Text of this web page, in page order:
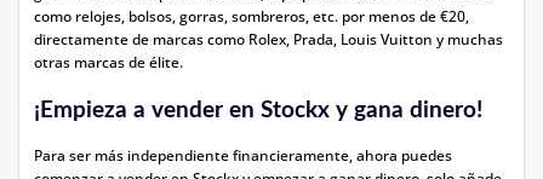
como relojes, bolsos, gorras, sombreros, etc. por menos de €20,
directamente de marcas como Rolex, Prada, Louis Vuitton y muchas
otras marcas de élite.
¡Empieza a vender en Stockx y gana dinero!
Para ser más independiente financieramente, ahora puedes